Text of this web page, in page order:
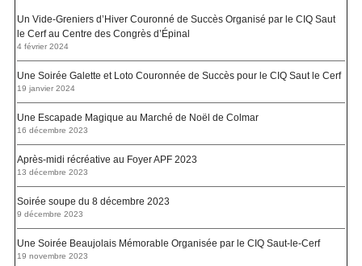
Un Vide-Greniers d’Hiver Couronné de Succès Organisé par le CIQ Saut
le Cerf au Centre des Congrès d’Épinal
4 février 2024
Une Soirée Galette et Loto Couronnée de Succès pour le CIQ Saut le Cerf
19 janvier 2024
Une Escapade Magique au Marché de Noël de Colmar
16 décembre 2023
Après-midi récréative au Foyer APF 2023
13 décembre 2023
Soirée soupe du 8 décembre 2023
9 décembre 2023
Une Soirée Beaujolais Mémorable Organisée par le CIQ Saut-le-Cerf
19 novembre 2023